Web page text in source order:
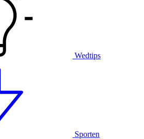
Wedtips
Sporten